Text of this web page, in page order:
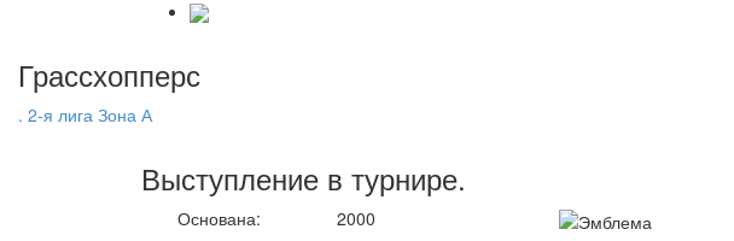
Грассхопперс
. 2-я лига Зона А
Выступление в турнире.
Основана: 2000